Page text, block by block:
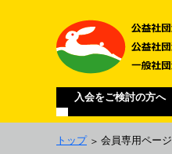
入会をご検討の方へ
トップ 会員専用ページ